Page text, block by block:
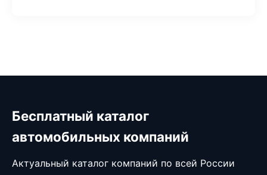
Бесплатный каталог
автомобильных компаний
Актуальный каталог компаний по всей России